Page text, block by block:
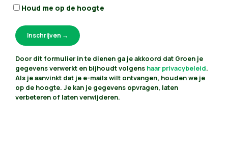
Houd me op de hoogte
Door dit formulier in te dienen ga je akkoord dat Groen je
gegevens verwerkt en bijhoudt volgens haar privacybeleid.
Als je aanvinkt dat je e-mails wilt ontvangen, houden we je
op de hoogte. Je kan je gegevens opvragen, laten
verbeteren of laten verwijderen.